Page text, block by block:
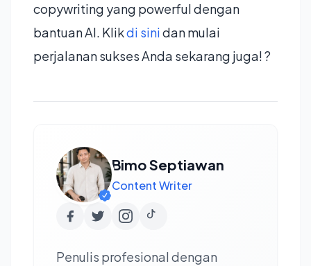
copywriting yang powerful dengan
bantuan AI. Klikdi sinidan mulai
perjalanan sukses Anda sekarang juga! ?
Bimo Septiawan
Content Writer
Penulis profesional dengan